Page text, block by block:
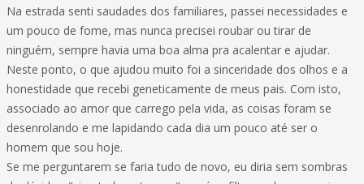
Na estrada senti saudades dos familiares, passei necessidades e
um pouco de fome, mas nunca precisei roubar ou tirar de
ninguém, sempre havia uma boa alma pra acalentar e ajudar.
Neste ponto, o que ajudou muito foi a sinceridade dos olhos e a
honestidade que recebi geneticamente de meus pais. Com isto,
associado ao amor que carrego pela vida, as coisas foram se
desenrolando e me lapidando cada dia um pouco até ser o
homem que sou hoje.
Se me perguntarem se faria tudo de novo, eu diria sem sombras